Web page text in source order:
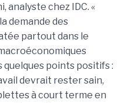
analyste chez IDC. «
demande des
partout dans le
quelques points positifs :
devrait rester sain,
à court terme en